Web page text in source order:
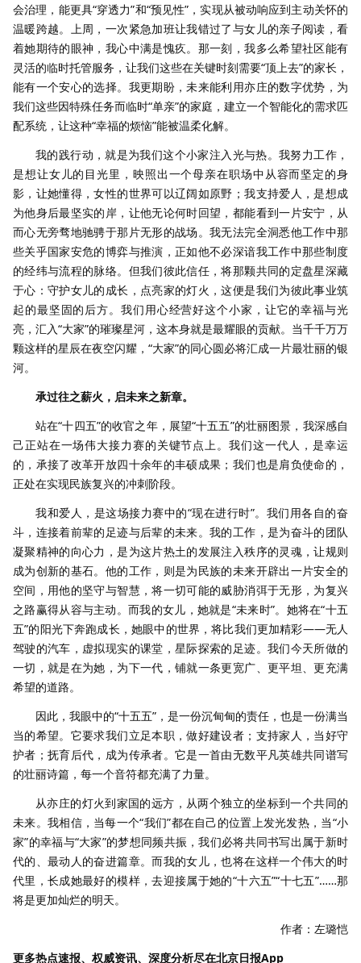
会治理，能更具“穿透力”和“预见性”，实现从被动响应到主动关怀的
温暖跨越。上周，一次紧急加班让我错过了与女儿的亲子阅读，看
着她期待的眼神，我心中满是愧疚。那一刻，我多么希望社区能有
灵活的临时托管服务，让我们这些在关键时刻需要“顶上去”的家长，
能有一个安心的选择。我更期盼，未来能利用亦庄的数字优势，为
我们这些因特殊任务而临时“单亲”的家庭，建立一个智能化的需求匹
配系统，让这种“幸福的烦恼”能被温柔化解。
我的践行动，就是为我们这个小家注入光与热。我努力工作，
是想让女儿的目光里，映照出一个母亲在职场中从容而坚定的身
影，让她懂得，女性的世界可以辽阔如原野；我支持爱人，是想成
为他身后最坚实的岸，让他无论何时回望，都能看到一片安宁，从
而心无旁骛地驰骋于那片无形的战场。我无法完全洞悉他工作中那
些关乎国家安危的博弈与推演，正如他不必深谙我工作中那些制度
的经纬与流程的脉络。但我们彼此信任，将那颗共同的定盘星深藏
于心：守护女儿的成长，点亮家的灯火，这便是我们为彼此事业筑
起的最坚固的后方。我们用心经营好这个小家，让它的幸福与光
亮，汇入“大家”的璀璨星河，这本身就是最耀眼的贡献。当千千万万
颗这样的星辰在夜空闪耀，“大家”的同心圆必将汇成一片最壮丽的银
河。
承过往之薪火，启未来之新章。
站在“十四五”的收官之年，展望“十五五”的壮丽图景，我深感自
己正站在一场伟大接力赛的关键节点上。我们这一代人，是幸运
的，承接了改革开放四十余年的丰硕成果；我们也是肩负使命的，
正处在实现民族复兴的冲刺阶段。
我和爱人，是这场接力赛中的“现在进行时”。我们用各自的奋
斗，连接着前辈的足迹与后辈的未来。我的工作，是为奋斗的团队
凝聚精神的向心力，是为这片热土的发展注入秩序的灵魂，让规则
成为创新的基石。他的工作，则是为民族的未来开辟出一片安全的
空间，用他的坚守与智慧，将一切可能的威胁消弭于无形，为复兴
之路赢得从容与主动。而我的女儿，她就是“未来时”。她将在“十五
五”的阳光下奔跑成长，她眼中的世界，将比我们更加精彩——无人
驾驶的汽车，虚拟现实的课堂，星际探索的足迹。我们今天所做的
一切，就是在为她，为下一代，铺就一条更宽广、更平坦、更充满
希望的道路。
因此，我眼中的“十五五”，是一份沉甸甸的责任，也是一份满当
当的希望。它要求我们立足本职，做好建设者；支持家人，当好守
护者；抚育后代，成为传承者。它是一首由无数平凡英雄共同谱写
的壮丽诗篇，每一个音符都充满了力量。
从亦庄的灯火到家国的远方，从两个独立的坐标到一个共同的
未来。我相信，当每一个“我们”都在自己的位置上发光发热，当“小
家”的幸福与“大家”的梦想同频共振，我们必将共同书写出属于新时
代的、最动人的奋进篇章。而我的女儿，也将在这样一个伟大的时
代里，长成她最好的模样，去迎接属于她的“十六五”“十七五”……那
将是更加灿烂的明天。
作者：左璐恺
更多热点速报、权威资讯、深度分析尽在北京日报App